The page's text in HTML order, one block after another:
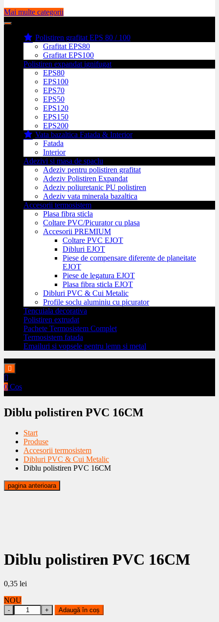
Mai multe categorii
Polistiren grafitat EPS 80 / 100
Grafitat EPS80
Grafitat EPS100
Polistiren expandat ignifugat
EPS80
EPS100
EPS70
EPS50
EPS120
EPS150
EPS200
Vata bazaltica Fatada & Interior
Fatada
Interior
Adezivi si masa de spaclu
Adeziv pentru polistiren grafitat
Adeziv Polistiren Expandat
Adeziv poliuretanic PU polistiren
Adeziv vata minerala bazaltica
Accesorii termosistem
Plasa fibra sticla
Coltare PVC/Picurator cu plasa
Accesorii PREMIUM
Coltare PVC EJOT
Dibluri EJOT
Piese de compensare diferente de planeitate
EJOT
Piese de legatura EJOT
Plasa fibra sticla EJOT
Dibluri PVC & Cui Metalic
Profile soclu aluminiu cu picurator
Tencuiala decorativa
Polistiren extrudat
Pachete Termosistem Complet
Termosistem fatada
Emailuri si vopsele pentru lemn si metal
0 Cos
Diblu polistiren PVC 16CM
Start
Produse
Accesorii termosistem
Dibluri PVC & Cui Metalic
Diblu polistiren PVC 16CM
pagina anterioara
Diblu polistiren PVC 16CM
0,35 lei
NOU
Diblu
polistiren
Adaugă în coș